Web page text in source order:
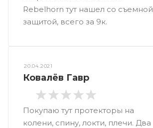
Rebelhorn тут нашел со съемной
защитой, всего за 9к.
20.04.2021
Ковалёв Гавр
Покупаю тут протекторы на
колени, спину, локти, плечи. Два